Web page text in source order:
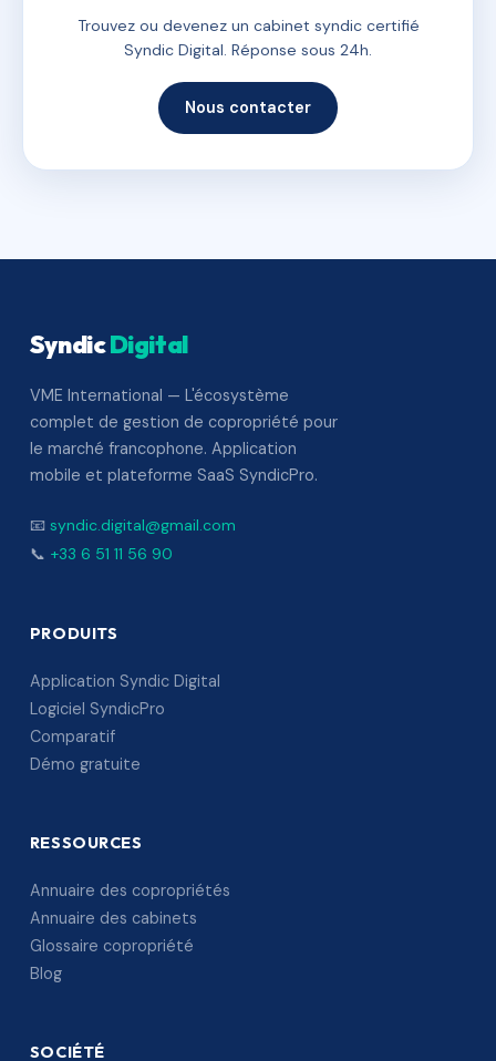
Trouvez ou devenez un cabinet syndic certifié
Syndic Digital. Réponse sous 24h.
Nous contacter
SyndicDigital
VME International — L'écosystème
complet de gestion de copropriété pour
le marché francophone. Application
mobile et plateforme SaaS SyndicPro.
📧 syndic.digital@gmail.com
📞 +33 6 51 11 56 90
PRODUITS
Application Syndic Digital
Logiciel SyndicPro
Comparatif
Démo gratuite
RESSOURCES
Annuaire des copropriétés
Annuaire des cabinets
Glossaire copropriété
Blog
SOCIÉTÉ